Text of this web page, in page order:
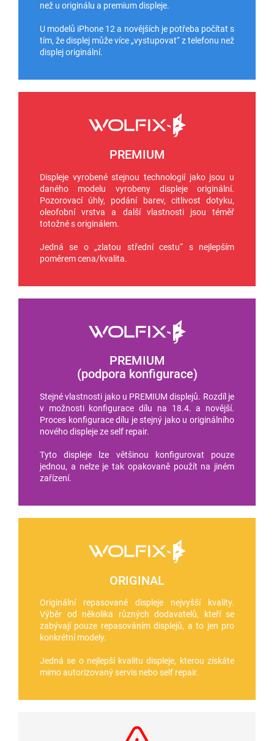
než u originálu a premium displeje.
U modelů iPhone 12 a novějších je potřeba počítat s
tím, že displej může více „vystupovat“ z telefonu než
displej originální.
PREMIUM
Displeje vyrobené stejnou technologií jako jsou u
daného modelu vyrobeny displeje originální.
Pozorovací úhly, podání barev, citlivost dotyku,
oleofobní vrstva a další vlastnosti jsou téměř
totožné s originálem.
Jedná se o „zlatou střední cestu“ s nejlepším
poměrem cena/kvalita.
PREMIUM
(podpora konfigurace)
Stejné vlastnosti jako u PREMIUM displejů. Rozdíl je
v možnosti konfigurace dílu na 18.4. a novější.
Proces konfigurace dílu je stejný jako u originálního
nového displeje ze self repair.
Tyto displeje lze většinou konfigurovat pouze
jednou, a nelze je tak opakovaně použít na jiném
zařízení.
ORIGINAL
Originální repasované displeje nejvyšší kvality.
Výběr od několika různých dodavatelů, kteří se
zabývají pouze repasováním displejů, a to jen pro
konkrétní modely.
Jedná se o nejlepší kvalitu displeje, kterou získáte
mimo autorizovaný servis nebo self repair.